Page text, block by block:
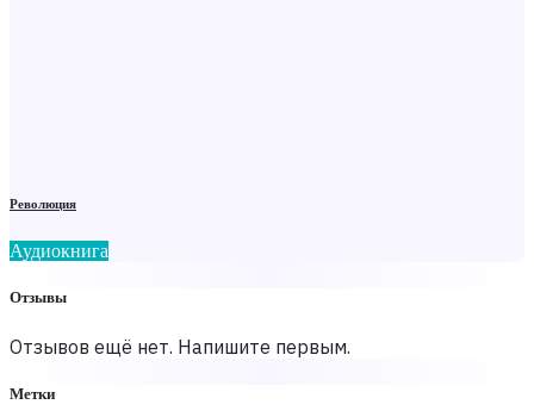
Революция
Аудиокнига
Отзывы
Отзывов ещё нет. Напишите первым.
Метки